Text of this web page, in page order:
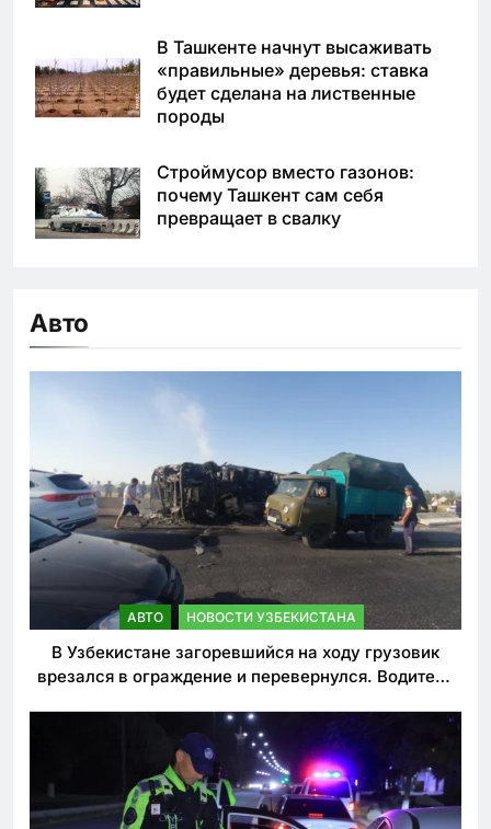
В Ташкенте начнут высаживать
«правильные» деревья: ставка
будет сделана на лиственные
породы
Строймусор вместо газонов:
почему Ташкент сам себя
превращает в свалку
Авто
АВТО НОВОСТИ УЗБЕКИСТАНА
В Узбекистане загоревшийся на ходу грузовик
врезался в ограждение и перевернулся. Водитель